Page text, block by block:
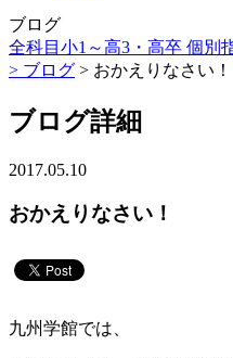
ブログ
全科目小1～高3・高卒 個別
> ブログ > おかえりなさい！
ブログ詳細
2017.05.10
おかえりなさい！
九州学館では、